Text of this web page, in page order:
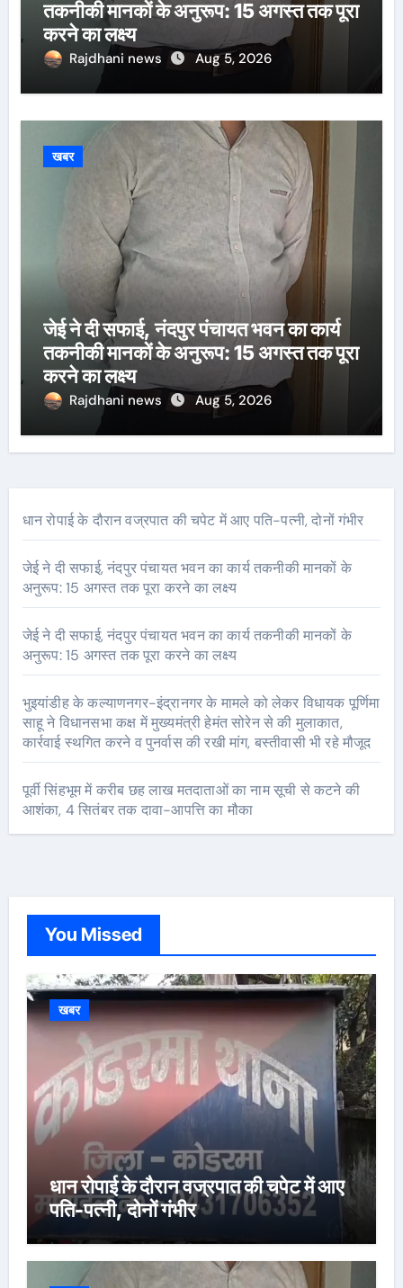
तकनीकी मानकों के अनुरूप: 15 अगस्त तक पूरा
करने का लक्ष्य
Rajdhani news Aug 5, 2026
खबर
जेई ने दी सफाई, नंदपुर पंचायत भवन का कार्य
तकनीकी मानकों के अनुरूप: 15 अगस्त तक पूरा
करने का लक्ष्य
Rajdhani news Aug 5, 2026
धान रोपाई के दौरान वज्रपात की चपेट में आए पति-पत्नी, दोनों गंभीर
जेई ने दी सफाई, नंदपुर पंचायत भवन का कार्य तकनीकी मानकों के
अनुरूप: 15 अगस्त तक पूरा करने का लक्ष्य
जेई ने दी सफाई, नंदपुर पंचायत भवन का कार्य तकनीकी मानकों के
अनुरूप: 15 अगस्त तक पूरा करने का लक्ष्य
भुइयांडीह के कल्याणनगर-इंद्रानगर के मामले को लेकर विधायक पूर्णिमा
साहू ने विधानसभा कक्ष में मुख्यमंत्री हेमंत सोरेन से की मुलाकात,
कार्रवाई स्थगित करने व पुनर्वास की रखी मांग, बस्तीवासी भी रहे मौजूद
पूर्वी सिंहभूम में करीब छह लाख मतदाताओं का नाम सूची से कटने की
आशंका, 4 सितंबर तक दावा-आपत्ति का मौका
You Missed
खबर
धान रोपाई के दौरान वज्रपात की चपेट में आए
पति-पत्नी, दोनों गंभीर